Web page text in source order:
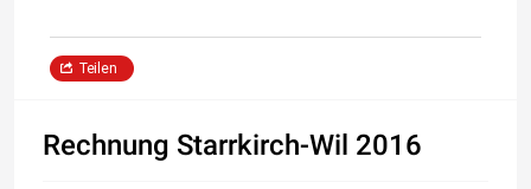
Teilen
Rechnung Starrkirch-Wil 2016